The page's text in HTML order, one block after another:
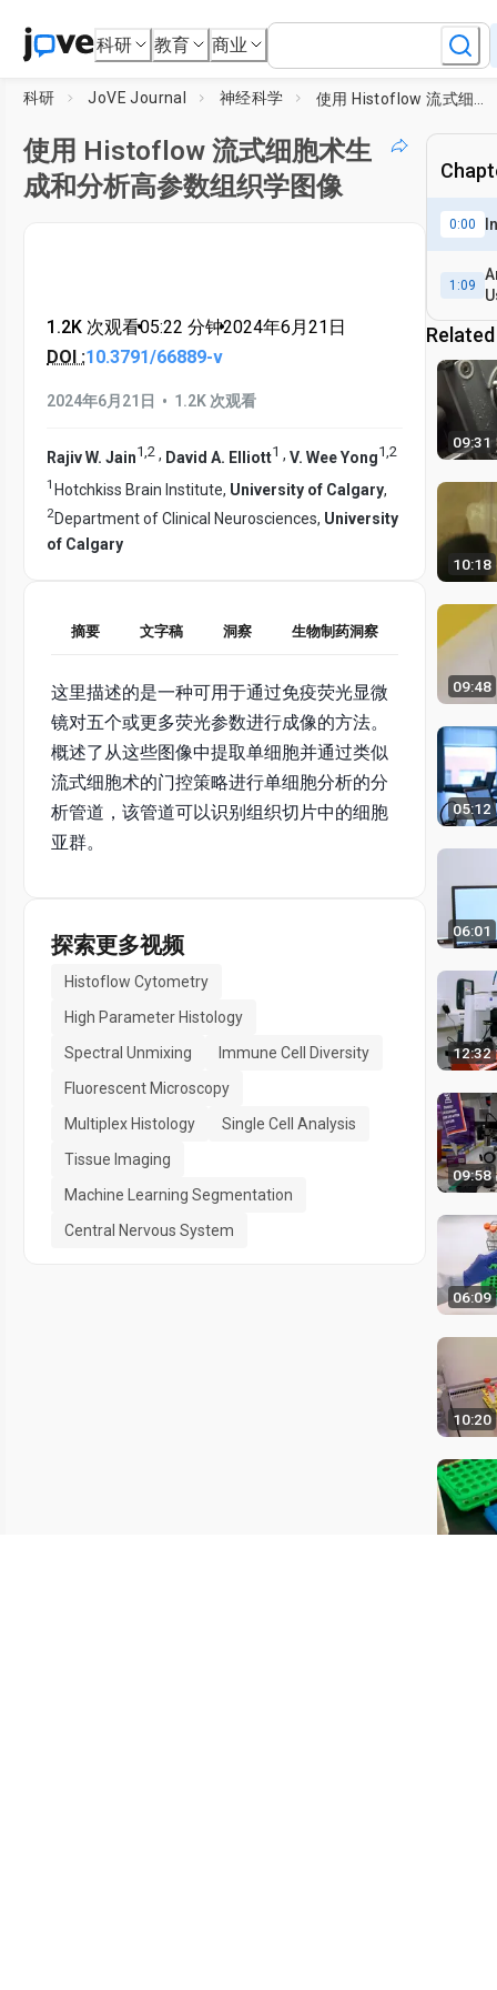
科研 教育 商业
科研 JoVE Journal 神经科学
使用 Histoflow 流式细胞术生
成和分析高参数组织学图像
1.2K 次观看•05:22 分钟•2024年6月21日
DOI :10.3791/66889-v
2024年6月21日 • 1.2K 次观看
Rajiv W. Jain1,2 , David A. Elliott1 , V. Wee Yong1,2
1 Hotchkiss Brain Institute, University of Calgary,
2Department of Clinical Neurosciences, University
of Calgary
摘要 文字稿 洞察 生物制药洞察
这里描述的是一种可用于通过免疫荧光显微
镜对五个或更多荧光参数进行成像的方法。
概述了从这些图像中提取单细胞并通过类似
流式细胞术的门控策略进行单细胞分析的分
析管道，该管道可以识别组织切片中的细胞
亚群。
探索更多视频
Histoflow Cytometry
High Parameter Histology
Spectral Unmixing
Immune Cell Diversity
Fluorescent Microscopy
Multiplex Histology
Single Cell Analysis
Tissue Imaging
Machine Learning Segmentation
Central Nervous System
0:00
1:09
09:31
10:18
09:48
05:12
06:01
12:32
09:58
06:09
10:20